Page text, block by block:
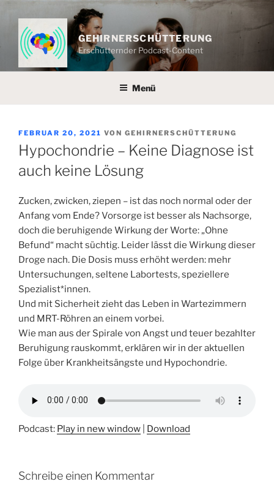
Inhalt
springen
GEHIRNERSCHÜTTERUNG
Erschütternder Podcast-Content
Menü
VERÖFFENTLICHT
AM
FEBRUAR 20, 2021 VON GEHIRNERSCHÜTTERUNG
Hypochondrie – Keine Diagnose ist
auch keine Lösung
Zucken, zwicken, ziepen – ist das noch normal oder der
Anfang vom Ende? Vorsorge ist besser als Nachsorge,
doch die beruhigende Wirkung der Worte: „Ohne
Befund“ macht süchtig. Leider lässt die Wirkung dieser
Droge nach. Die Dosis muss erhöht werden: mehr
Untersuchungen, seltene Labortests, speziellere
Spezialist*innen.
Und mit Sicherheit zieht das Leben in Wartezimmern
und MRT-Röhren an einem vorbei.
Wie man aus der Spirale von Angst und teuer bezahlter
Beruhigung rauskommt, erklären wir in der aktuellen
Folge über Krankheitsängste und Hypochondrie.
Podcast: Play in new window Download
Schreibe einen Kommentar